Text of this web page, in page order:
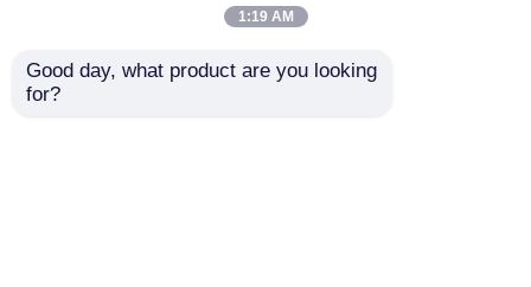
1:19 AM
Good day, what product are you looking
for?